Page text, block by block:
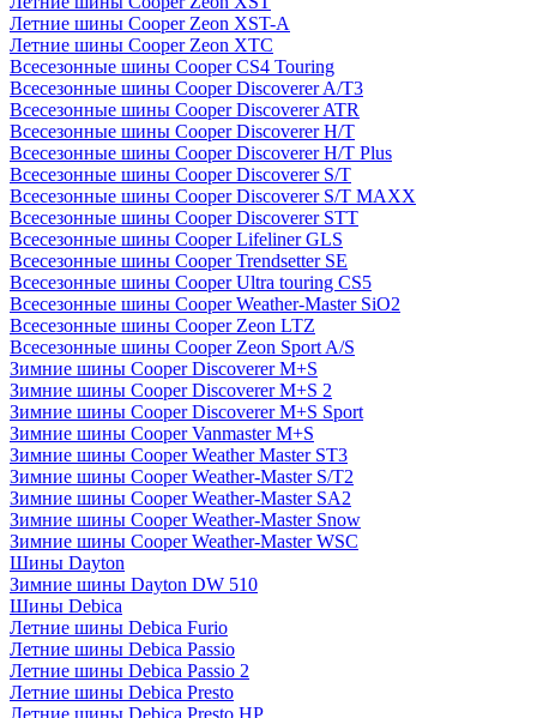
Летние шины Cooper Zeon XST-A
Летние шины Cooper Zeon XTC
Всесезонные шины Cooper CS4 Touring
Всесезонные шины Cooper Discoverer A/T3
Всесезонные шины Cooper Discoverer ATR
Всесезонные шины Cooper Discoverer H/T
Всесезонные шины Cooper Discoverer H/T Plus
Всесезонные шины Cooper Discoverer S/T
Всесезонные шины Cooper Discoverer S/T MAXX
Всесезонные шины Cooper Discoverer STT
Всесезонные шины Cooper Lifeliner GLS
Всесезонные шины Cooper Trendsetter SE
Всесезонные шины Cooper Ultra touring CS5
Всесезонные шины Cooper Weather-Master SiO2
Всесезонные шины Cooper Zeon LTZ
Всесезонные шины Cooper Zeon Sport A/S
Зимние шины Cooper Discoverer M+S
Зимние шины Cooper Discoverer M+S 2
Зимние шины Cooper Discoverer M+S Sport
Зимние шины Cooper Vanmaster M+S
Зимние шины Cooper Weather Master ST3
Зимние шины Cooper Weather-Master S/T2
Зимние шины Cooper Weather-Master SA2
Зимние шины Cooper Weather-Master Snow
Зимние шины Cooper Weather-Master WSC
Шины Dayton
Зимние шины Dayton DW 510
Шины Debica
Летние шины Debica Furio
Летние шины Debica Passio
Летние шины Debica Passio 2
Летние шины Debica Presto
Летние шины Debica Presto HP